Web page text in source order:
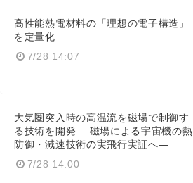
高性能熱電材料の「理想の電子構造」
を定量化
7/28 14:07
大気圏突入時の高温流を磁場で制御す
る技術を開発 ―磁場による宇宙機の熱
防御・減速技術の実飛行実証へ―
7/28 14:00